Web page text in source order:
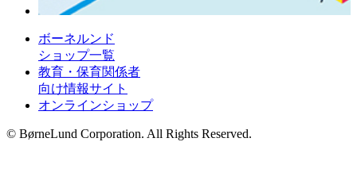
ボーネルンド
ショップ一覧
教育・保育関係者
向け情報サイト
オンラインショップ
© BørneLund Corporation. All Rights Reserved.